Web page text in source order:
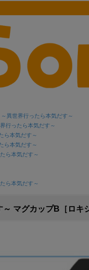
異世界行ったら本気だす～
行ったら本気だす～
ら本気だす～
ら本気だす～
ら本気だす～
ら本気だす～
マグカップB［ロキ